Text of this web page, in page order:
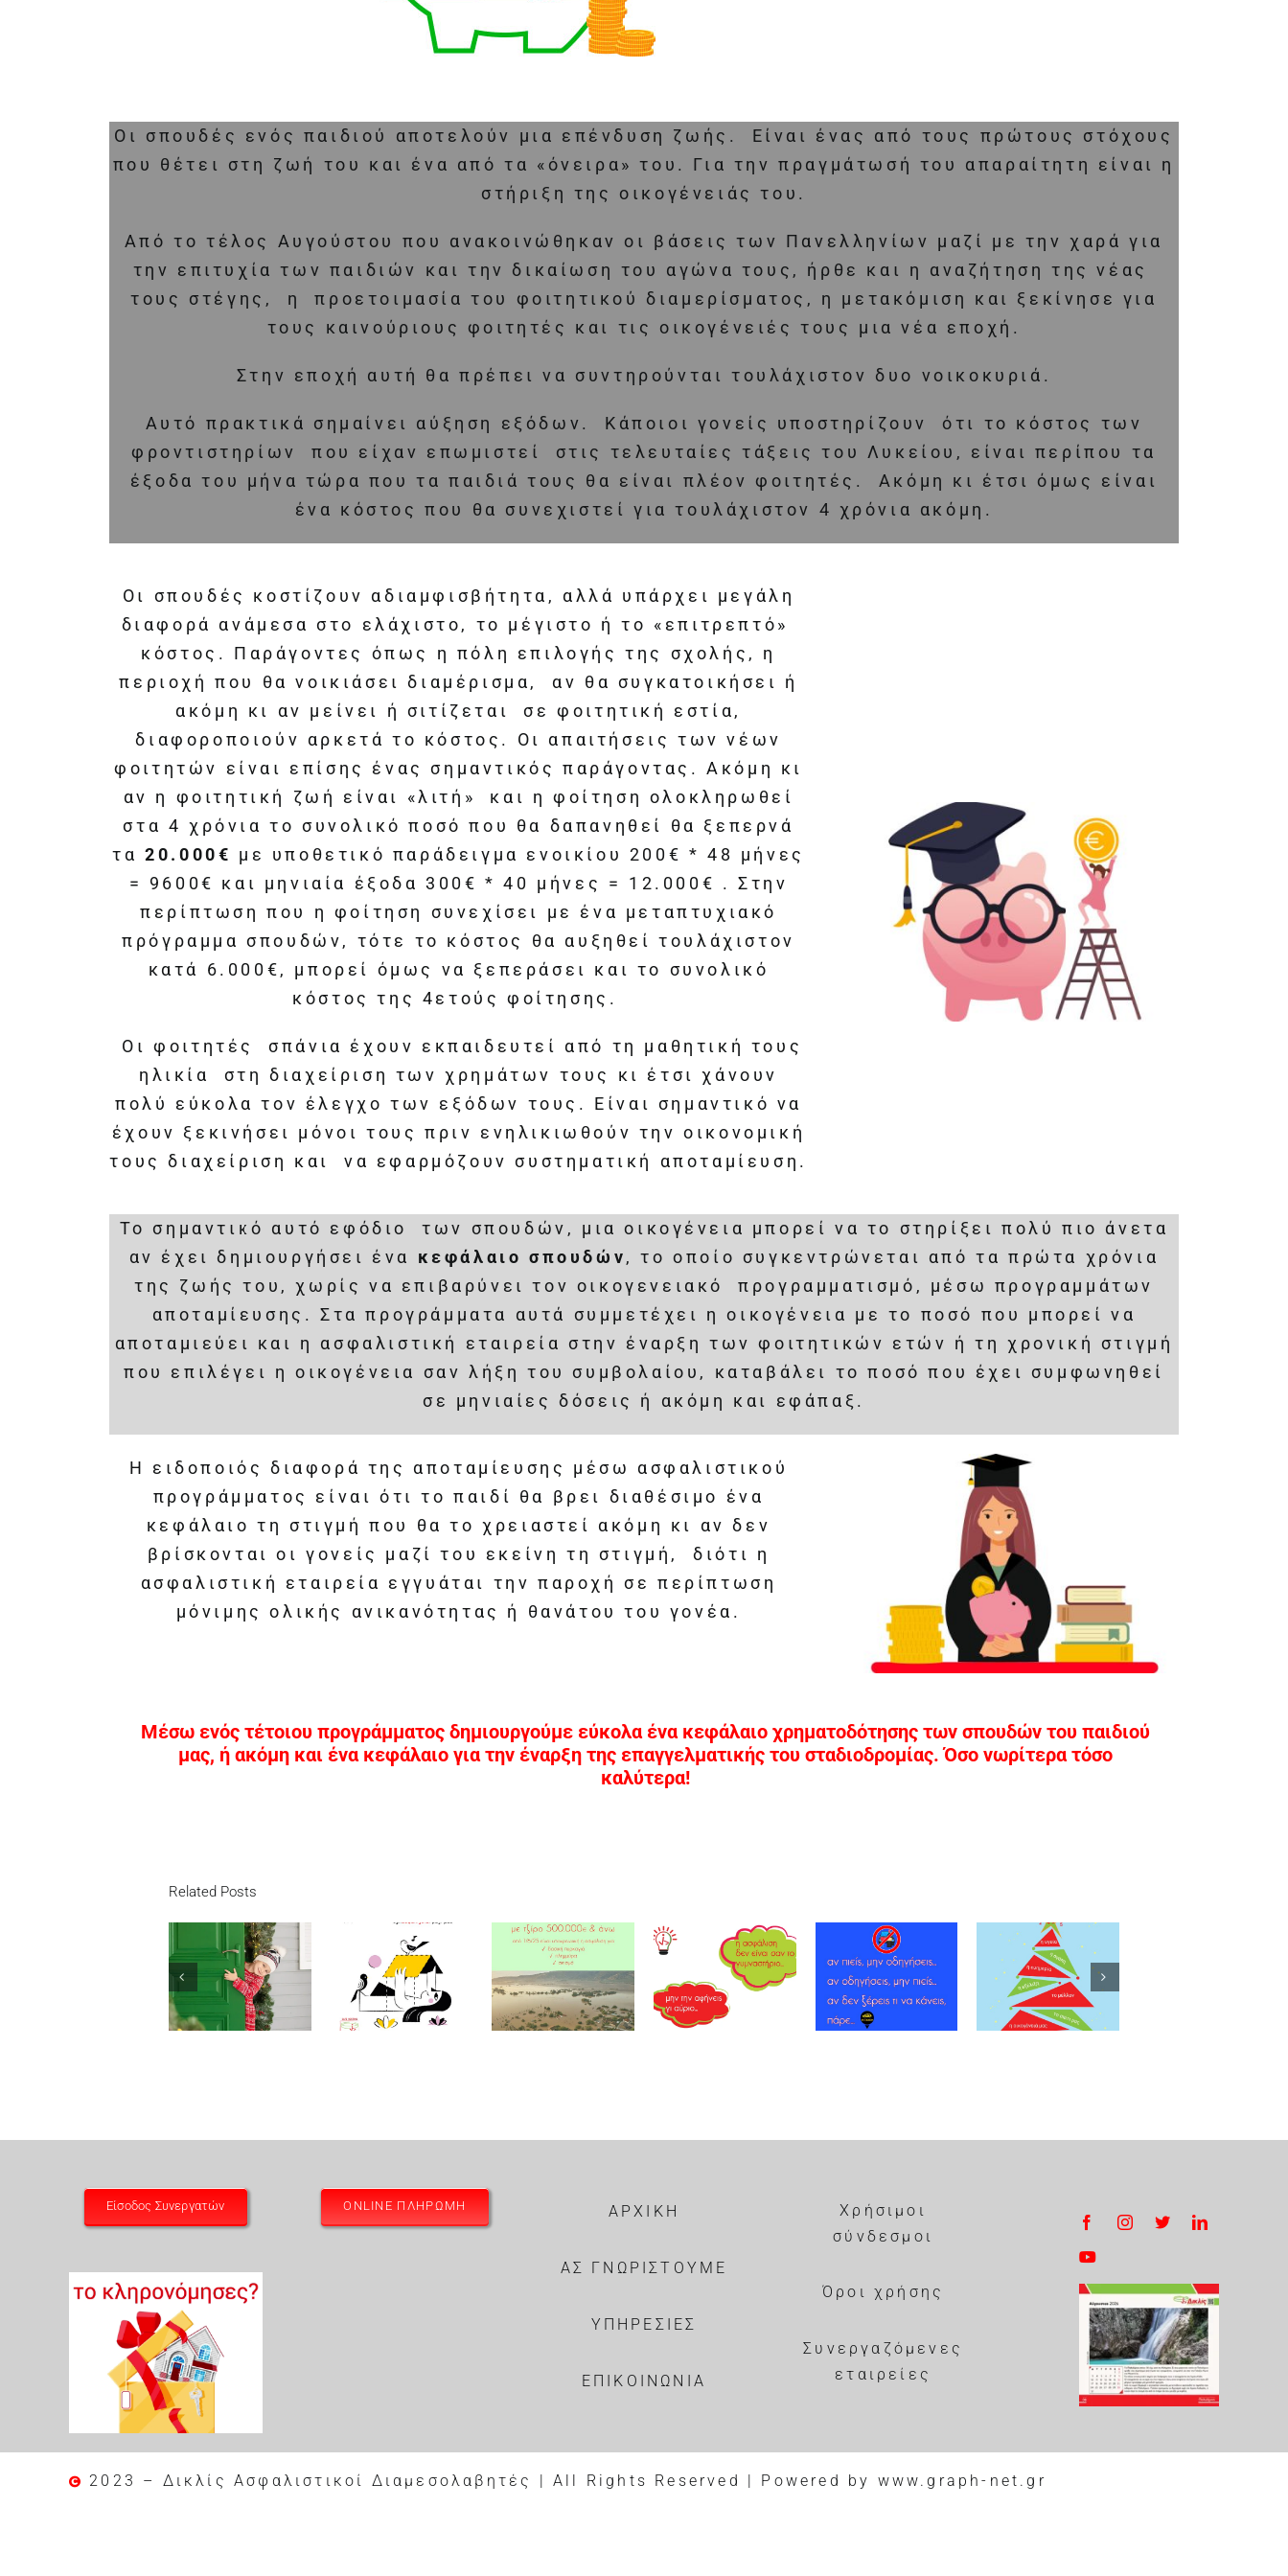
Οι σπουδές ενός παιδιού αποτελούν μια επένδυση ζωής. Είναι ένας από τους πρώτους στόχους
που θέτει στη ζωή του και ένα από τα «όνειρα» του. Για την πραγμάτωσή του απαραίτητη είναι η
στήριξη της οικογένειάς του.
Από το τέλος Αυγούστου που ανακοινώθηκαν οι βάσεις των Πανελληνίων μαζί με την χαρά για
την επιτυχία των παιδιών και την δικαίωση του αγώνα τους, ήρθε και η αναζήτηση της νέας
τους στέγης, η προετοιμασία του φοιτητικού διαμερίσματος, η μετακόμιση και ξεκίνησε για
τους καινούριους φοιτητές και τις οικογένειές τους μια νέα εποχή.
Στην εποχή αυτή θα πρέπει να συντηρούνται τουλάχιστον δυο νοικοκυριά.
Αυτό πρακτικά σημαίνει αύξηση εξόδων. Κάποιοι γονείς υποστηρίζουν ότι το κόστος των
φροντιστηρίων που είχαν επωμιστεί στις τελευταίες τάξεις του Λυκείου, είναι περίπου τα
έξοδα του μήνα τώρα που τα παιδιά τους θα είναι πλέον φοιτητές. Ακόμη κι έτσι όμως είναι
ένα κόστος που θα συνεχιστεί για τουλάχιστον 4 χρόνια ακόμη.
Οι σπουδές κοστίζουν αδιαμφισβήτητα, αλλά υπάρχει μεγάλη
διαφορά ανάμεσα στο ελάχιστο, το μέγιστο ή το «επιτρεπτό»
κόστος. Παράγοντες όπως η πόλη επιλογής της σχολής, η
περιοχή που θα νοικιάσει διαμέρισμα, αν θα συγκατοικήσει ή
ακόμη κι αν μείνει ή σιτίζεται σε φοιτητική εστία,
διαφοροποιούν αρκετά το κόστος. Οι απαιτήσεις των νέων
φοιτητών είναι επίσης ένας σημαντικός παράγοντας. Ακόμη κι
αν η φοιτητική ζωή είναι «λιτή» και η φοίτηση ολοκληρωθεί
στα 4 χρόνια το συνολικό ποσό που θα δαπανηθεί θα ξεπερνά
τα20.000€ με υποθετικό παράδειγμα ενοικίου 200€ * 48 μήνες
= 9600€ και μηνιαία έξοδα 300€ * 40 μήνες = 12.000€ . Στην
περίπτωση που η φοίτηση συνεχίσει με ένα μεταπτυχιακό
πρόγραμμα σπουδών, τότε το κόστος θα αυξηθεί τουλάχιστον
κατά 6.000€, μπορεί όμως να ξεπεράσει και το συνολικό
κόστος της 4ετούς φοίτησης.
Οι φοιτητές σπάνια έχουν εκπαιδευτεί από τη μαθητική τους
ηλικία στη διαχείριση των χρημάτων τους κι έτσι χάνουν
πολύ εύκολα τον έλεγχο των εξόδων τους. Είναι σημαντικό να
έχουν ξεκινήσει μόνοι τους πριν ενηλικιωθούν την οικονομική
τους διαχείριση και να εφαρμόζουν συστηματική αποταμίευση.
Το σημαντικό αυτό εφόδιο των σπουδών, μια οικογένεια μπορεί να το στηρίξει πολύ πιο άνετα
αν έχει δημιουργήσει ένα κεφάλαιο σπουδών, το οποίο συγκεντρώνεται από τα πρώτα χρόνια
της ζωής του, χωρίς να επιβαρύνει τον οικογενειακό προγραμματισμό, μέσω προγραμμάτων
αποταμίευσης. Στα προγράμματα αυτά συμμετέχει η οικογένεια με το ποσό που μπορεί να
αποταμιεύει και η ασφαλιστική εταιρεία στην έναρξη των φοιτητικών ετών ή τη χρονική στιγμή
που επιλέγει η οικογένεια σαν λήξη του συμβολαίου, καταβάλει το ποσό που έχει συμφωνηθεί
σε μηνιαίες δόσεις ή ακόμη και εφάπαξ.
Η ειδοποιός διαφορά της αποταμίευσης μέσω ασφαλιστικού
προγράμματος είναι ότι το παιδί θα βρει διαθέσιμο ένα
κεφάλαιο τη στιγμή που θα το χρειαστεί ακόμη κι αν δεν
βρίσκονται οι γονείς μαζί του εκείνη τη στιγμή, διότι η
ασφαλιστική εταιρεία εγγυάται την παροχή σε περίπτωση
μόνιμης ολικής ανικανότητας ή θανάτου του γονέα.
Μέσω ενός τέτοιου προγράμματος δημιουργούμε εύκολα ένα κεφάλαιο χρηματοδότησης των σπουδών του παιδιού
μας, ή ακόμη και ένα κεφάλαιο για την έναρξη της επαγγελματικής του σταδιοδρομίας. Όσο νωρίτερα τόσο
καλύτερα!
Related Posts
AIRBNB
ασφάλιση
επιχειρήσεων
με τζίρο
άνω των
Έκπτωση
στον
ΕΝΦΙΑ
Οδήγηση
& Αλκοόλ
Να τα
πούμε;
Αποτοξίνωση
με ένα
ταξίδι
Είσοδος Συνεργατών ONLINE ΠΛΗΡΩΜΗ ΑΡΧΙΚΗ
ΑΣ ΓΝΩΡΙΣΤΟΥΜΕ
ΥΠΗΡΕΣΙΕΣ
ΕΠΙΚΟΙΝΩΝΙΑ
Χρήσιμοι
σύνδεσμοι
Όροι χρήσης
Συνεργαζόμενες
εταιρείες
2023 – Δικλίς Ασφαλιστικοί Διαμεσολαβητές | All Rights Reserved | Powered by www.graph-net.gr